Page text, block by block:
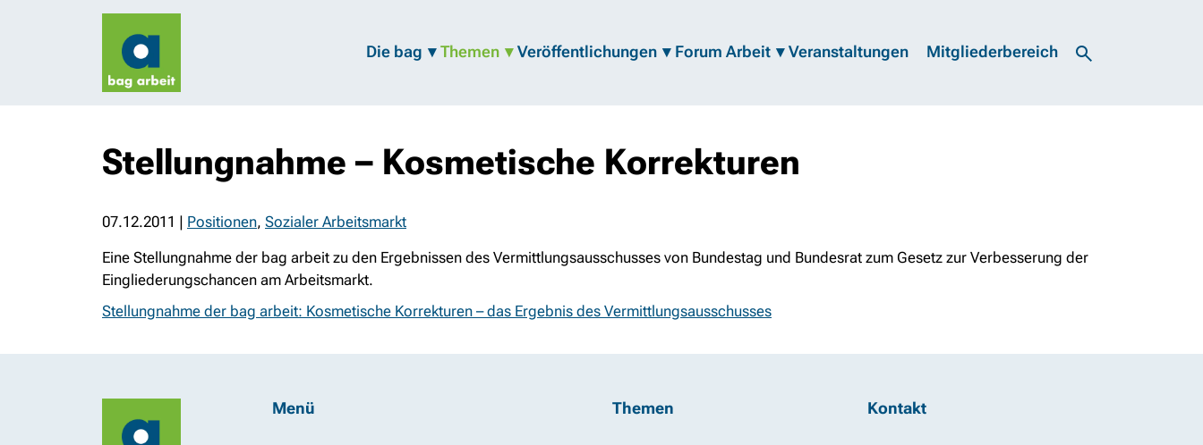
Die bag Themen Veröffentlichungen Forum Arbeit Veranstaltungen Mitgliederbereich
Stellungnahme – Kosmetische Korrekturen
07.12.2011 | Positionen, Sozialer Arbeitsmarkt
Eine Stellungnahme der bag arbeit zu den Ergebnissen des Vermittlungsausschusses von Bundestag und Bundesrat zum Gesetz zur Verbesserung der
Eingliederungschancen am Arbeitsmarkt.
Stellungnahme der bag arbeit: Kosmetische Korrekturen – das Ergebnis des Vermittlungsausschusses
Menü Themen Kontakt